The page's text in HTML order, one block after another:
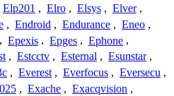
Elp201 , Elro , Elsys , Elver ,
, Endroid , Endurance , Eneo ,
, Epexis , Epges , Ephone ,
, Estcctv , Esternal , Esunstar ,
, Everest , Everfocus , Eversecu ,
, Exache , Exacqvision ,